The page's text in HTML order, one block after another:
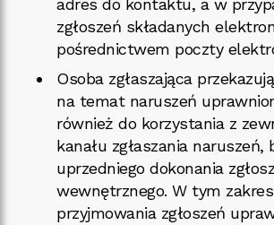
adres do kontaktu, a w
zgłoszeń składanych
pośrednictwem poczty
Osoba zgłaszająca
na temat naruszeń
również do korzystania z
kanału zgłaszania naruszeń,
uprzedniego dokonania
wewnętrznego. W tym
przyjmowania zgłoszeń